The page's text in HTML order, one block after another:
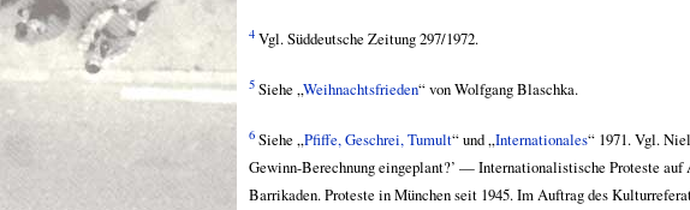
4 Vgl. Süddeutsche Zeitung 297/1972.
5 Siehe „Weihnachtsfrieden“ von Wolfgang Blaschka.
6 Siehe „Pfiffe, Geschrei, Tumult“ und „Internationales“ 1971. Vgl.
Gewinn-Berechnung eingeplant?’ — Internationalistische Proteste
Barrikaden. Proteste in München seit 1945. Im Auftrag des